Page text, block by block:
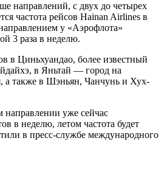
направлений, с двух до четырех
частота рейсов Hainan Airlines в
у «Аэрофлота»
3 раза в неделю.
в Циньхуандао, более известный
в Яньтай — город на
а также в Шэньян, Чанчунь и Хух-
уже сейчас
в неделю, летом частота будет
в пресс-службе международного